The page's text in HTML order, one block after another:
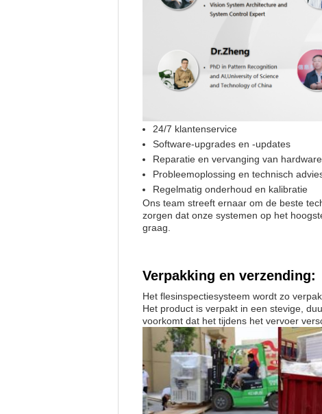
24/7 klantenservice
Software-upgrades en -updates
Reparatie en vervanging van hardware
Probleemoplossing en technisch
Regelmatig onderhoud en kalibratie
Ons team streeft ernaar om de beste
zorgen dat onze systemen op het
graag.
Verpakking en verzending:
Het flesinspectiesysteem wordt zo
Het product is verpakt in een stevige,
voorkomt dat het tijdens het vervoer